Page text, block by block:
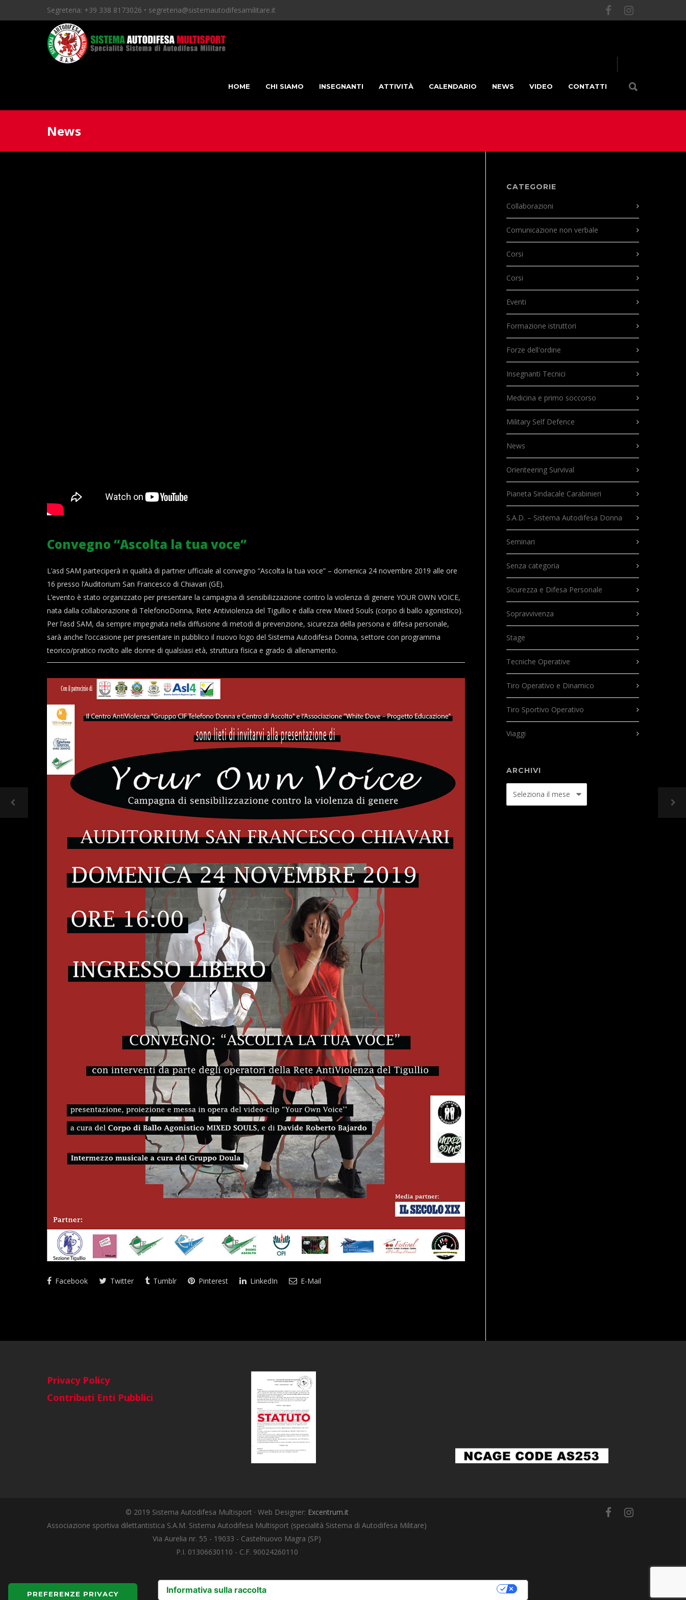
Segreteria: +39 338 8173026 • segreteria@sistemautodifesamilitare.it
HOME CHI SIAMO INSEGNANTI ATTIVITÀ CALENDARIO NEWS VIDEO CONTATTI
News
Convegno “Ascolta la tua voce”
L’asd SAM parteciperà in qualità di partner ufficiale al convegno “Ascolta la tua voce” – domenica 24 novembre 2019 alle ore
16 presso l’Auditorium San Francesco di Chiavari (GE).
L’evento è stato organizzato per presentare la campagna di sensibilizzazione contro la violenza di genere YOUR OWN VOICE,
nata dalla collaborazione di TelefonoDonna, Rete Antiviolenza del Tigullio e dalla crew Mixed Souls (corpo di ballo agonistico).
Per l’asd SAM, da sempre impegnata nella diffusione di metodi di prevenzione, sicurezza della persona e difesa personale,
sarà anche l’occasione per presentare in pubblico il nuovo logo del Sistema Autodifesa Donna, settore con programma
teorico/pratico rivolto alle donne di qualsiasi età, struttura fisica e grado di allenamento.
Facebook Twitter Tumblr Pinterest LinkedIn E-Mail
CATEGORIE
Collaborazioni
Comunicazione non verbale
Corsi
Corsi
Eventi
Formazione istruttori
Forze dell'ordine
Insegnanti Tecnici
Medicina e primo soccorso
Military Self Defence
News
Orienteering Survival
Pianeta Sindacale Carabinieri
S.A.D. – Sistema Autodifesa Donna
Seminari
Senza categoria
Sicurezza e Difesa Personale
Sopravvivenza
Stage
Tecniche Operative
Tiro Operativo e Dinamico
Tiro Sportivo Operativo
Viaggi
ARCHIVI
Archivi
Privacy Policy
Contributi Enti Pubblici
© 2019 Sistema Autodifesa Multisport · Web Designer: Excentrum.it
Associazione sportiva dilettantistica S.A.M. Sistema Autodifesa Multisport (specialità Sistema di Autodifesa Militare)
Via Aurelia nr. 55 - 19033 - Castelnuovo Magra (SP)
P.I. 01306630110 - C.F. 90024260110
Informativa sulla raccolta